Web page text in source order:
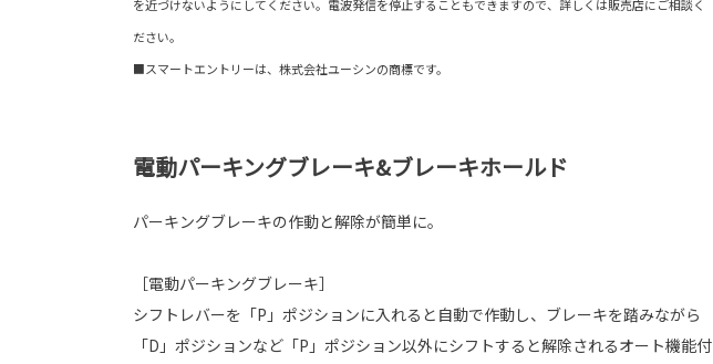
を近づけないようにしてください。電波発信を停止することもできますので、詳しくは販売店にご相談く
ださい。
■スマートエントリーは、株式会社ユーシンの商標です。
電動パーキングブレーキ&ブレーキホールド
パーキングブレーキの作動と解除が簡単に。
［電動パーキングブレーキ］
シフトレバーを「P」ポジションに入れると自動で作動し、ブレーキを踏みながら
「D」ポジションなど「P」ポジション以外にシフトすると解除されるオート機能付